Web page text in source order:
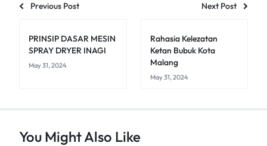
Previous Post Next Post
PRINSIP DASAR MESIN
SPRAY DRYER INAGI
May 31, 2024
Rahasia Kelezatan
Ketan Bubuk Kota
Malang
May 31, 2024
You Might Also Like